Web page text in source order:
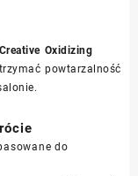
Oxidizing
powtarzalność
do